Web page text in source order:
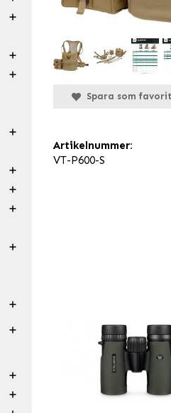
Spara som favorit
Artikelnummer:
VT-P600-S